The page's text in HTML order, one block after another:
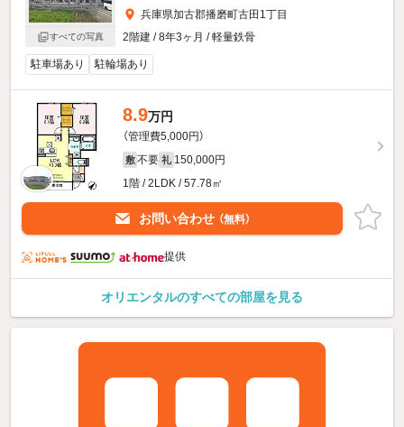
すべての写真
兵庫県加古郡播磨町古田1丁目
2階建 / 8年3ヶ月 / 軽量鉄骨
駐車場あり 駐輪場あり
8.9万円
（管理費5,000円）
敷 不要 礼 150,000円
1階 / 2LDK / 57.78㎡
お問い合わせ （無料）
提供
オリエンタルのすべての部屋を見る